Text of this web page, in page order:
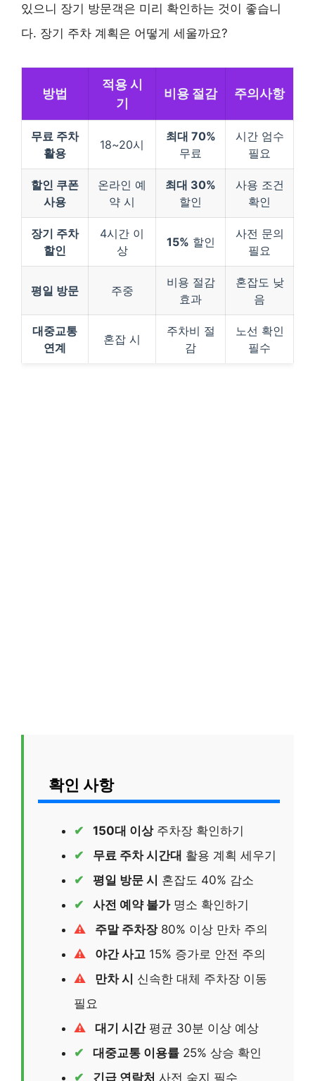
있으니 장기 방문객은 미리 확인하는 것이 좋습니
다. 장기 주차 계획은 어떻게 세울까요?
방법
적용 시
기
비용 절감 주의사항
무료 주차
활용
18~20시
최대 70%
무료
시간 엄수
필요
할인 쿠폰
사용
온라인 예
약 시
최대 30%
할인
사용 조건
확인
장기 주차
할인
4시간 이
상
15% 할인
사전 문의
필요
평일 방문 주중
비용 절감
효과
혼잡도 낮
음
대중교통
연계
혼잡 시
주차비 절
감
노선 확인
필수
확인 사항
150대 이상주차장 확인하기
무료 주차 시간대 활용 계획 세우기
평일 방문 시 혼잡도 40% 감소
사전 예약 불가명소 확인하기
주말 주차장80% 이상 만차 주의
야간 사고 15% 증가로 안전 주의
만차 시 신속한 대체 주차장 이동
필요
대기 시간평균 30분 이상 예상
대중교통 이용률 25% 상승 확인
긴급 연락처 사전 숙지 필수